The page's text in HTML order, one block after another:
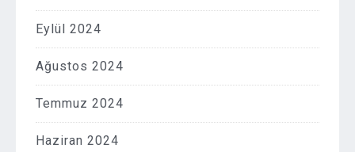
Eylül 2024
Ağustos 2024
Temmuz 2024
Haziran 2024